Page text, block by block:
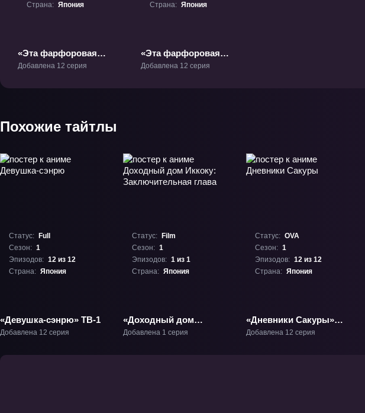
Страна: Япония
«Эта фарфоровая
кукла влюбилась» ТВ-1
Добавлена 12 серия
Страна: Япония
«Эта фарфоровая
кукла влюбилась 2»
Добавлена 12 серия
Похожие тайтлы
Статус:
Full
Сезон: 1
Эпизодов: 12 из 12
Страна: Япония
«Девушка-сэнрю» ТВ-1
Добавлена 12 серия
Статус:
Film
Сезон: 1
Эпизодов: 1 из 1
Страна: Япония
«Доходный дом
Иккоку:
Добавлена 1 серия
Статус: OVA
Сезон: 1
Эпизодов: 12 из 12
Страна: Япония
«Дневники Сакуры»
ОВА-1
Добавлена 12 серия